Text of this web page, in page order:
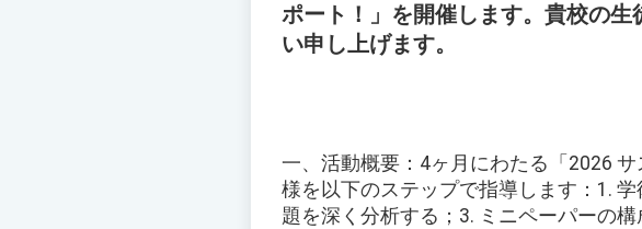
ポート！」を開催します。貴校の
い申し上げます。
一、活動概要：4ヶ月にわたる「2026
様を以下のステップで指導します：1.
題を深く分析する；3. ミニペーパーの